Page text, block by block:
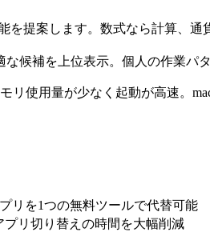
を提案します。数式なら計算、
候補を上位表示。個人の作業パ
リ使用量が少なく起動が高速。
リを1つの無料ツールで代替可能
リ切り替えの時間を大幅削減